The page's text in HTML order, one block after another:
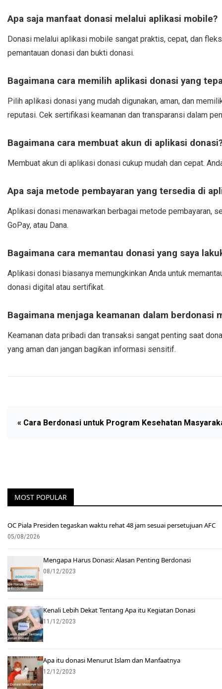
Apa saja manfaat donasi melalui aplikasi mobile?
Donasi melalui aplikasi mobile sangat praktis, cepat, dan
pemantauan donasi dan bukti donasi.
Bagaimana cara memilih aplikasi donasi yang
Pilih aplikasi donasi yang mudah digunakan, aman, dan
reputasi. Cek sertifikasi keamanan dan transparansi dalam
Bagaimana cara membuat akun di aplikasi
Membuat akun di aplikasi donasi cukup mudah dan cepat.
Apa saja metode pembayaran yang tersedia di
Aplikasi donasi menawarkan berbagai metode pembayaran,
GoPay, atau Dana.
Bagaimana cara memantau donasi yang saya
Aplikasi donasi biasanya memungkinkan Anda untuk
donasi digital atau sertifikat.
Bagaimana menjaga keamanan dalam berdonasi
Keamanan data pribadi dan transaksi sangat penting saat
yang aman dan jangan bagikan informasi sensitif.
« Cara Berdonasi untuk Program Kesehatan
MOST POPULAR
OC Piala Presiden tegaskan waktu rehat 48 jam sesuai persetujuan AFC
05/08/2026
Mengapa Harus Donasi: Alasan Penting Berdonasi
08/12/2023
Kenali Lebih Dekat Tentang Apa itu Kegiatan Donasi
11/12/2023
Apa itu donasi Menurut Islam dan Manfaatnya
12/12/2023